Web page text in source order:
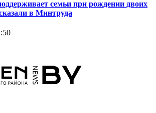
семьи при рождении двоих
в Минтруда